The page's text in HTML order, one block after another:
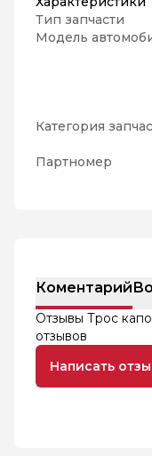
Тип запчасти
Модель
Категория
Партномер
Коментарий
Отзывы Трос
отзывов
Написать